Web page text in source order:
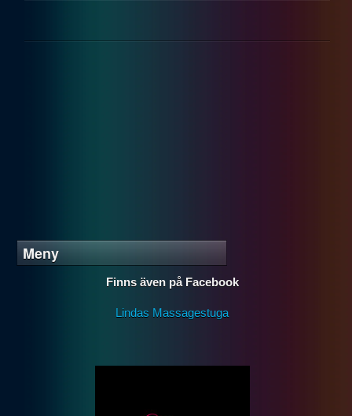
Meny
Finns även på Facebook
Lindas Massagestuga